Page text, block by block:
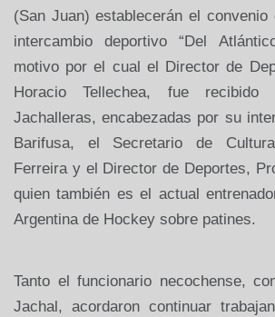
(San Juan) establecerán el convenio
intercambio deportivo “Del
motivo por el cual el Director de
Horacio Tellechea, fue recibido
Jachalleras, encabezadas por su
Barifusa, el Secretario de
Ferreira y el Director de Deportes,
quien también es el actual
Argentina de Hockey sobre patines.
Tanto el funcionario necochense,
Jachal, acordaron continuar